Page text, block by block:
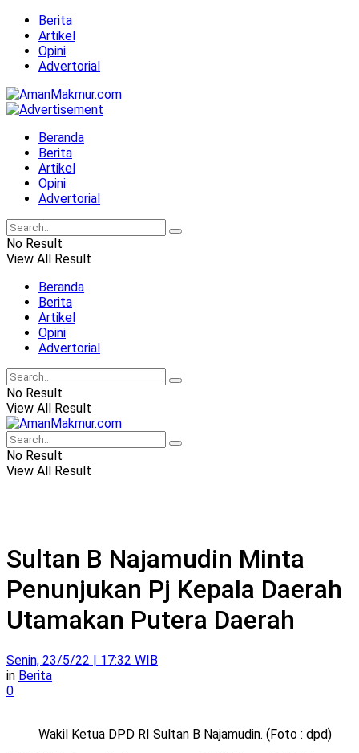
Berita
Artikel
Opini
Advertorial
Beranda
Berita
Artikel
Opini
Advertorial
No Result
View All Result
Beranda
Berita
Artikel
Opini
Advertorial
No Result
View All Result
No Result
View All Result
Sultan B Najamudin Minta
Penunjukan Pj Kepala Daerah
Utamakan Putera Daerah
Senin, 23/5/22 | 17:32 WIB
in Berita
0
Wakil Ketua DPD RI Sultan B Najamudin. (Foto : dpd)